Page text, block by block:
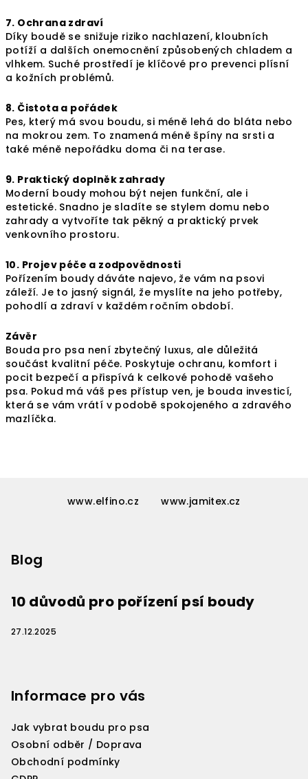
7. Ochrana zdraví
Díky boudě se snižuje riziko nachlazení, kloubních
potíží a dalších onemocnění způsobených chladem a
vlhkem. Suché prostředí je klíčové pro prevenci plísní
a kožních problémů.
8. Čistota a pořádek
Pes, který má svou boudu, si méně lehá do bláta nebo
na mokrou zem. To znamená méně špíny na srsti a
také méně nepořádku doma či na terase.
9. Praktický doplněk zahrady
Moderní boudy mohou být nejen funkční, ale i
estetické. Snadno je sladíte se stylem domu nebo
zahrady a vytvoříte tak pěkný a praktický prvek
venkovního prostoru.
10. Projev péče a zodpovědnosti
Pořízením boudy dáváte najevo, že vám na psovi
záleží. Je to jasný signál, že myslíte na jeho potřeby,
pohodlí a zdraví v každém ročním období.
Závěr
Bouda pro psa není zbytečný luxus, ale důležitá
součást kvalitní péče. Poskytuje ochranu, komfort i
pocit bezpečí a přispívá k celkové pohodě vašeho
psa. Pokud má váš pes přístup ven, je bouda investicí,
která se vám vrátí v podobě spokojeného a zdravého
mazlíčka.
www.elfino.cz www.jamitex.cz
Blog
10 důvodů pro pořízení psí boudy
27.12.2025
Informace pro vás
Jak vybrat boudu pro psa
Osobní odběr / Doprava
Obchodní podmínky